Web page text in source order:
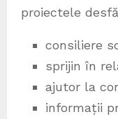
proiectele
consiliere
sprijin în
ajutor la
informații